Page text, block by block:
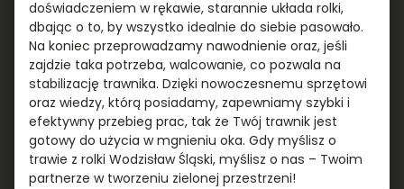
doświadczeniem w rękawie, starannie układa rolki,
dbając o to, by wszystko idealnie do siebie pasowało.
Na koniec przeprowadzamy nawodnienie oraz, jeśli
zajdzie taka potrzeba, walcowanie, co pozwala na
stabilizację trawnika. Dzięki nowoczesnemu sprzętowi
oraz wiedzy, którą posiadamy, zapewniamy szybki i
efektywny przebieg prac, tak że Twój trawnik jest
gotowy do użycia w mgnieniu oka. Gdy myślisz o
trawie z rolki Wodzisław Śląski, myślisz o nas – Twoim
partnerze w tworzeniu zielonej przestrzeni!